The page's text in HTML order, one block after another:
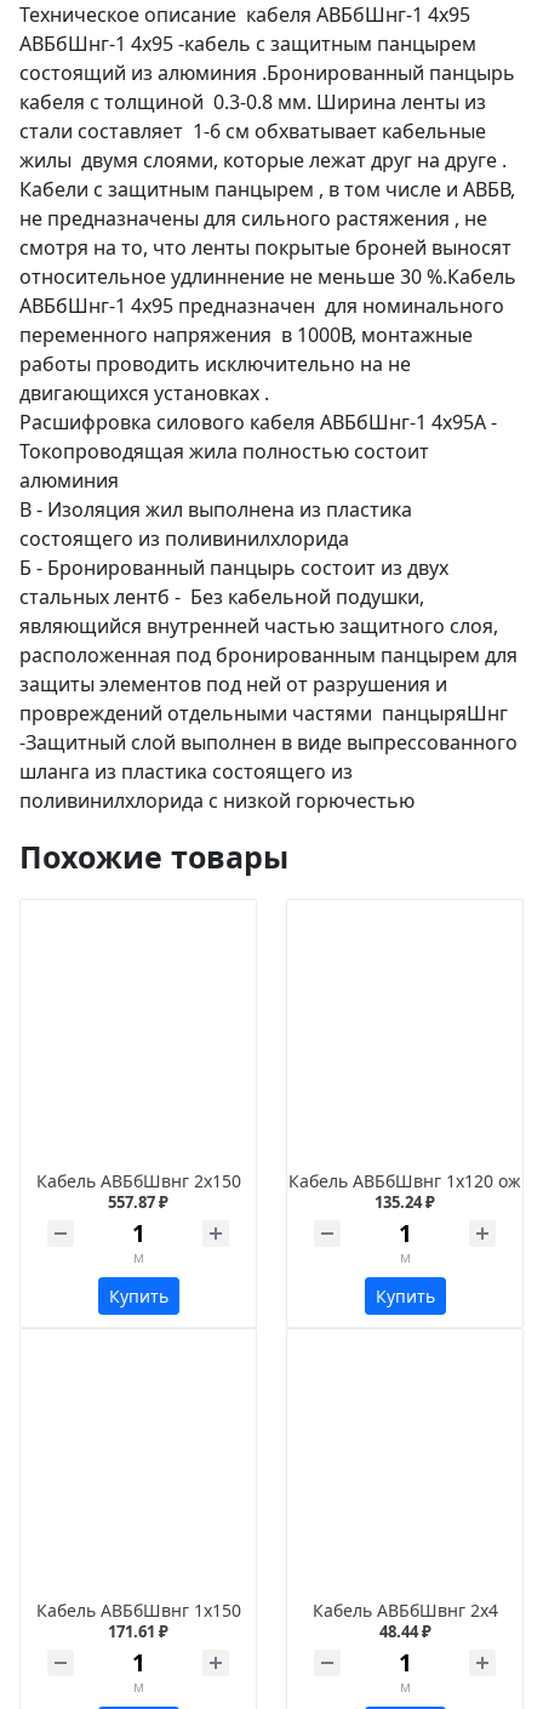
Техническое описание кабеля АВБбШнг-1 4х95
АВБбШнг-1 4х95 -кабель с защитным панцырем
состоящий из алюминия .Бронированный панцырь
кабеля с толщиной 0.3-0.8 мм. Ширина ленты из
стали составляет 1-6 см обхватывает кабельные
жилы двумя слоями, которые лежат друг на друге .
Кабели с защитным панцырем , в том числе и АВБВ,
не предназначены для сильного растяжения , не
смотря на то, что ленты покрытые броней выносят
относительное удлиннение не меньше 30 %.Кабель
АВБбШнг-1 4х95 предназначен для номинального
переменного напряжения в 1000В, монтажные
работы проводить исключительно на не
двигающихся установках .
Расшифровка силового кабеля АВБбШнг-1 4х95А -
Токопроводящая жила полностью состоит
алюминия
В - Изоляция жил выполнена из пластика
состоящего из поливинилхлорида
Б - Бронированный панцырь состоит из двух
стальных лентб - Без кабельной подушки,
являющийся внутренней частью защитного слоя,
расположенная под бронированным панцырем для
защиты элементов под ней от разрушения и
провреждений отдельными частями панцыряШнг
-Защитный слой выполнен в виде выпрессованного
шланга из пластика состоящего из
поливинилхлорида с низкой горючестью
Похожие товары
Кабель АВБбШвнг 2х150
557.87 ₽
м
Купить
Кабель АВБбШвнг 1х120 ож
135.24 ₽
м
Купить
Кабель АВБбШвнг 1х150
171.61 ₽
м
Кабель АВБбШвнг 2х4
48.44 ₽
м